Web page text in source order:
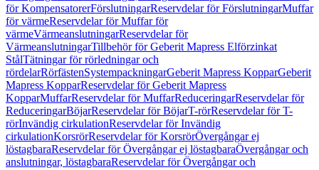
för KompensatorerFörslutningarReservdelar för FörslutningarMuffar
för värmeReservdelar för Muffar för
värmeVärmeanslutningarReservdelar för
VärmeanslutningarTillbehör för Geberit Mapress Elförzinkat
StålTätningar för rörledningar och
rördelarRörfästenSystempackningarGeberit Mapress KopparGeberit
Mapress KopparReservdelar för Geberit Mapress
KopparMuffarReservdelar för MuffarReduceringarReservdelar för
ReduceringarBöjarReservdelar för BöjarT-rörReservdelar för T-
rörInvändig cirkulationReservdelar för Invändig
cirkulationKorsrörReservdelar för KorsrörÖvergångar ej
löstagbaraReservdelar för Övergångar ej löstagbaraÖvergångar och
anslutningar, löstagbaraReservdelar för Övergångar och